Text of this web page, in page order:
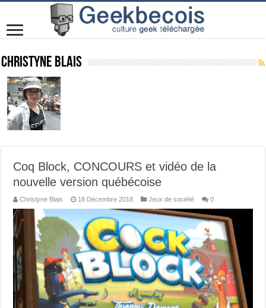
Christyne Blais
Coq Block, CONCOURS et vidéo de la
nouvelle version québécoise
Christyne Blais 18 Décembre 2018 Jeux de société 0